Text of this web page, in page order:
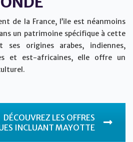
de la France, l’ile est néanmoins
un patrimoine spécifique à cette
ses origines arabes, indiennes,
et est-africaines, elle offre un
DÉCOUVREZ LES OFFRES
INCLUANT MAYOTTE